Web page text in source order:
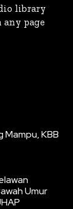
library
page
KBB
Umur